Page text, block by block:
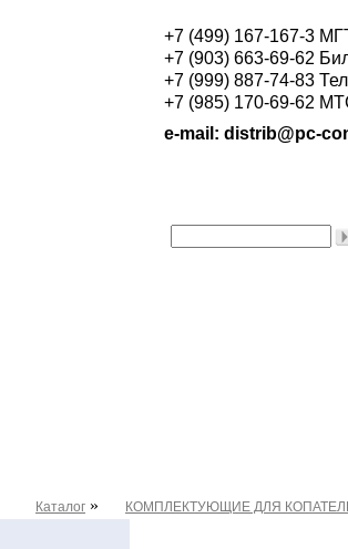
+7 (499) 167-167-3
+7 (903) 663-69-62
+7 (999) 887-74-83
+7 (985) 170-69-62
e-mail: distrib@pc-
Каталог » КОМПЛЕКТУЮЩИЕ ДЛЯ